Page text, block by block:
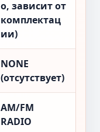
о, зависит от
комплектац
ии)
NONE
(отсутствует)
AM/FM
RADIO